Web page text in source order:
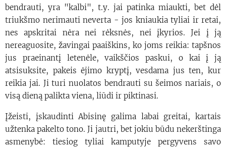
bendrauti, yra "kalbi", t.y. jai patinka miaukti, bet dėl
triukšmo nerimauti neverta - jos kniaukia tyliai ir retai,
nes apskritai nėra nei rėksnės, nei įkyrios. Jei į ją
nereaguosite, žavingai paaiškins, ko joms reikia: tapšnos
jus praeinantį letenėle, vaikščios paskui, o kai į ją
atsisuksite, pakeis ėjimo kryptį, vesdama jus ten, kur
reikia jai. Ji turi nuolatos bendrauti su šeimos nariais, o
visą dieną palikta viena, liūdi ir piktinasi.
Įžeisti, įskaudinti Abisinę galima labai greitai, kartais
užtenka pakelto tono. Ji jautri, bet jokiu būdu nekerštinga
asmenybė: tiesiog tyliai kamputyje pergyvens savo